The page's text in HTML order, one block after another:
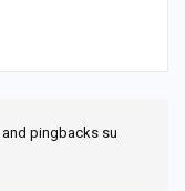
and pingbacks su